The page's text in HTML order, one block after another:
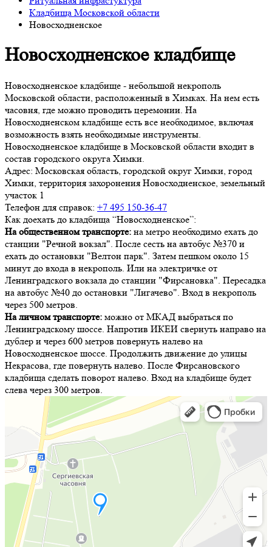
Кладбища Московской области
Новосходненское
Новосходненское кладбище
Новосходненское кладбище - небольшой некрополь
Московской области, расположенный в Химках. На нем есть
часовня, где можно проводить церемонии. На
Новосходненском кладбище есть все необходимое, включая
возможность взять необходимые инструменты.
Новосходненское кладбище в Московской области входит в
состав городского округа Химки.
Адрес: Московская область, городской округ Химки, город
Химки, территория захоронения Новосходненское, земельный
участок 1
Телефон для справок: +7 495 150-36-47
Как доехать до кладбища “Новосходненское”:
На общественном транспорте: на метро необходимо ехать до
станции "Речной вокзал". После сесть на автобус №370 и
ехать до остановки "Велтон парк". Затем пешком около 15
минут до входа в некрополь. Или на электричке от
Ленинградского вокзала до станции "Фирсановка". Пересадка
на автобус №40 до остановки "Лигачево". Вход в некрополь
через 500 метров.
На личном транспорте: можно от МКАД выбраться по
Ленинградскому шоссе. Напротив ИКЕИ свернуть направо на
дублер и через 600 метров повернуть налево на
Новосходненское шоссе. Продолжить движение до улицы
Некрасова, где повернуть налево. После Фирсановского
кладбища сделать поворот налево. Вход на кладбище будет
слева через 300 метров.